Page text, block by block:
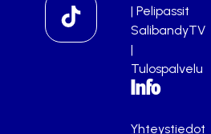
| Pelipassit
SalibandyTV
|
Tulospalvelu
Info
Yhteystiedot